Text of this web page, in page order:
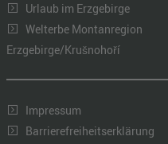
Urlaub im Erzgebirge
Welterbe Montanregion
Erzgebirge/Krušnohoří
Impressum
Barrierefreiheitserklärung